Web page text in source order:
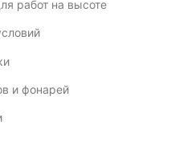
работ на высоте
и фонарей